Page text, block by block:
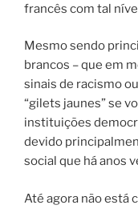
francês com tal
Mesmo sendo
brancos – que em
sinais de racismo
“gilets jaunes” se
instituições
devido
social que há anos
Até agora não está